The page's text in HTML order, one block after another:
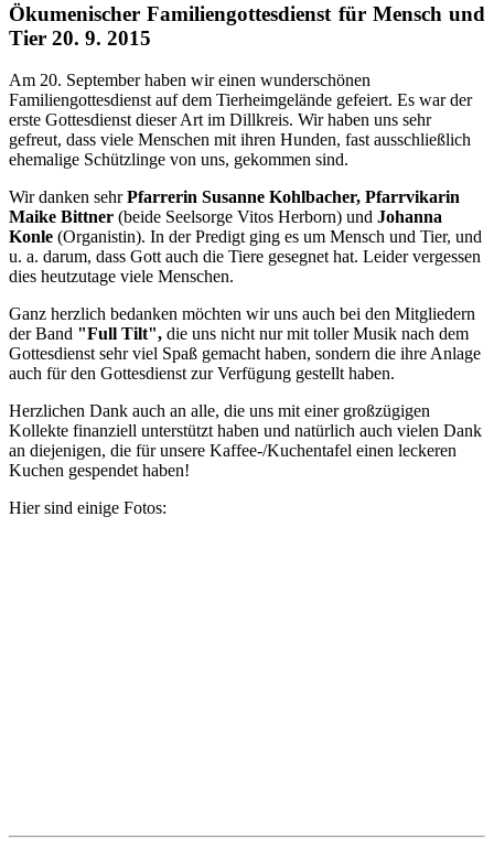
Ökumenischer Familiengottesdienst für Mensch und
Tier 20. 9. 2015
Am 20. September haben wir einen wunderschönen
Familiengottesdienst auf dem Tierheimgelände gefeiert. Es war der
erste Gottesdienst dieser Art im Dillkreis. Wir haben uns sehr
gefreut, dass viele Menschen mit ihren Hunden, fast ausschließlich
ehemalige Schützlinge von uns, gekommen sind.
Wir danken sehrPfarrerin Susanne Kohlbacher, Pfarrvikarin
Maike Bittner (beide Seelsorge Vitos Herborn) und Johanna
Konle (Organistin). In der Predigt ging es um Mensch und Tier, und
u. a. darum, dass Gott auch die Tiere gesegnet hat. Leider vergessen
dies heutzutage viele Menschen.
Ganz herzlich bedanken möchten wir uns auch bei den Mitgliedern
der Band "Full Tilt", die uns nicht nur mit toller Musik nach dem
Gottesdienst sehr viel Spaß gemacht haben, sondern die ihre Anlage
auch für den Gottesdienst zur Verfügung gestellt haben.
Herzlichen Dank auch an alle, die uns mit einer großzügigen
Kollekte finanziell unterstützt haben und natürlich auch vielen Dank
an diejenigen, die für unsere Kaffee-/Kuchentafel einen leckeren
Kuchen gespendet haben!
Hier sind einige Fotos: